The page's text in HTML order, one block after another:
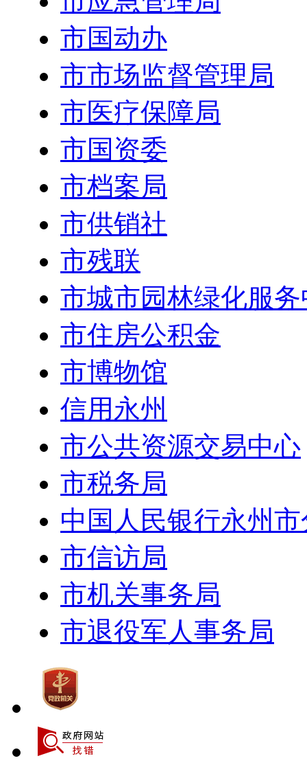
市国动办
市市场监督管理局
市医疗保障局
市国资委
市档案局
市供销社
市残联
市城市园林绿化服
市住房公积金
市博物馆
信用永州
市公共资源交易中心
市税务局
中国人民银行永州
市信访局
市机关事务局
市退役军人事务局